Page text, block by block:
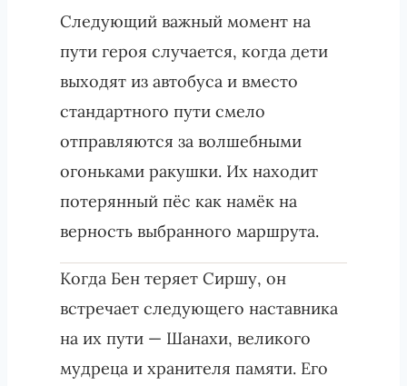
Следующий важный момент на
пути героя случается, когда дети
выходят из автобуса и вместо
стандартного пути смело
отправляются за волшебными
огоньками ракушки. Их находит
потерянный пёс как намёк на
верность выбранного маршрута.
Когда Бен теряет Сиршу, он
встречает следующего наставника
на их пути — Шанахи, великого
мудреца и хранителя памяти. Его